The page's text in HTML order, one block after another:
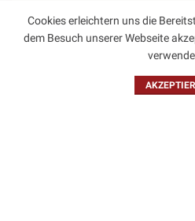
Cookies erleichtern uns die
dem Besuch unserer Webseite